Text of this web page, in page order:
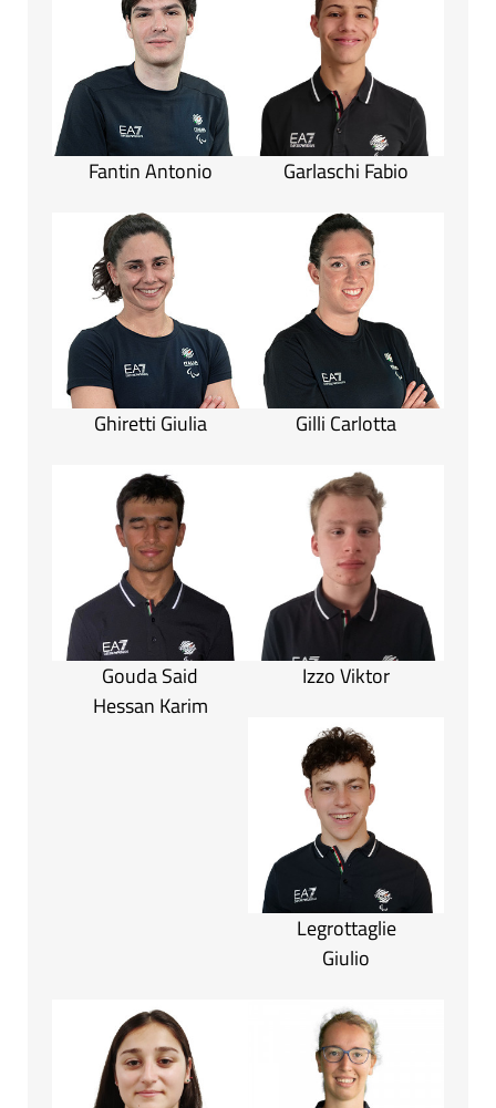
Fantin Antonio Garlaschi Fabio
Ghiretti Giulia Gilli Carlotta
Gouda Said
Hessan Karim
Izzo Viktor
Legrottaglie
Giulio